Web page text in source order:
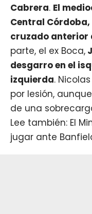
Cabrera. El
Central
cruzado anterior
parte, el ex Boca,
desgarro en el
izquierda.
por lesión,
de una
Lee también: El
jugar ante